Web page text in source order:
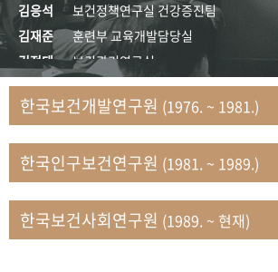
50+1주년 기념
성과 50선 숫자로 보는 50년
세계와 함께 한 KIHASA
VR 역사관
김응석
보건정책연구실 건강증진팀
김재준
훈련부 교육개발담당실
김정태
보건관리연구실
김지자
연구부 사회개발담당실
김태룡
조사평가부 연구과
문현상
가족복지연구실 인구가족연구팀
박인화
보건정책연구실
박재빈
연구부 인구역학담당실
변종화
보건정책연구실 건강증진팀
한국보건개발연구원 (1976. ~ 1981.)
한국인구보건연구원 (1981. ~ 1989.)
한국보건사회연구원 (1989. ~ 현재)